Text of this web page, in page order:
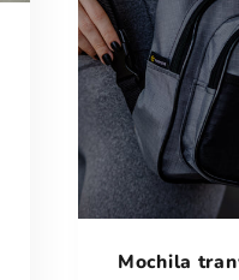
Mochila